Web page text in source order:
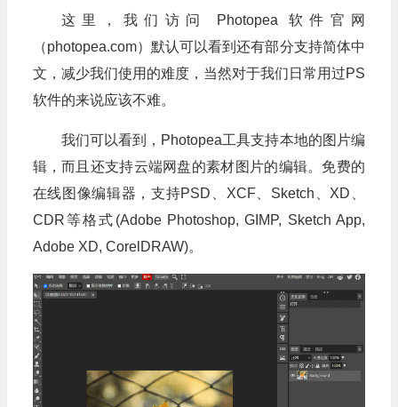
这里，我们访问 Photopea 软件官网
（photopea.com）默认可以看到还有部分支持简体中
文，减少我们使用的难度，当然对于我们日常用过PS
软件的来说应该不难。
我们可以看到，Photopea工具支持本地的图片编
辑，而且还支持云端网盘的素材图片的编辑。免费的
在线图像编辑器，支持PSD、XCF、Sketch、XD、
CDR等格式(Adobe Photoshop, GIMP, Sketch App,
Adobe XD, CorelDRAW)。